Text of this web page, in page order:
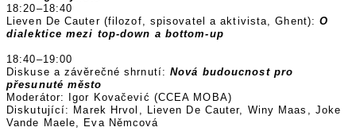
18:20–18:40
Lieven De Cauter (filozof, spisovatel a aktivista, Ghent):O
dialektice mezi top-down a bottom-up
18:40–19:00
Diskuse a závěrečné shrnutí:Nová budoucnost pro
přesunuté město
Moderátor: Igor Kovačević (CCEA MOBA)
Diskutující: Marek Hrvol, Lieven De Cauter, Winy Maas, Joke
Vande Maele, Eva Němcová